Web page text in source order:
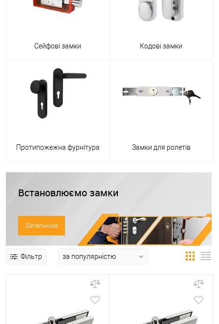
Сейфові замки Кодові замки
Протипожежна фурнітура Замки для ролетів
Встановлюємо замки
Детальніше
Фільтр